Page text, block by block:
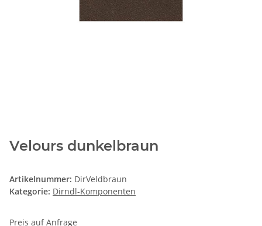
Velours dunkelbraun
Artikelnummer: DirVeldbraun
Kategorie: Dirndl-Komponenten
Preis auf Anfrage